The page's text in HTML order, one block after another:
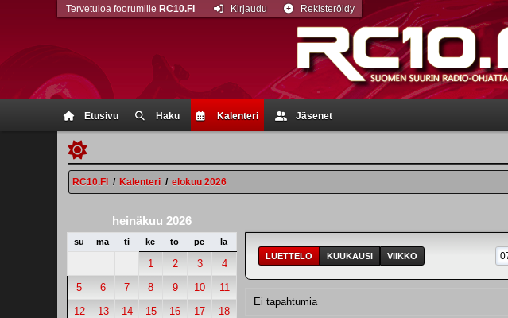
Etusivu Haku Kalenteri Jäsenet
Tervetuloa foorumille RC10.FI Kirjaudu Rekisteröidy
RC10.FI / Kalenteri / elokuu 2026
heinäkuu 2026
su ma ti ke to pe la
1 2 3
4
5
6 7 8 9 10
11
12
13 14 15 16 17
18
LUETTELO KUUKAUSI VIIKKO
Ei tapahtumia